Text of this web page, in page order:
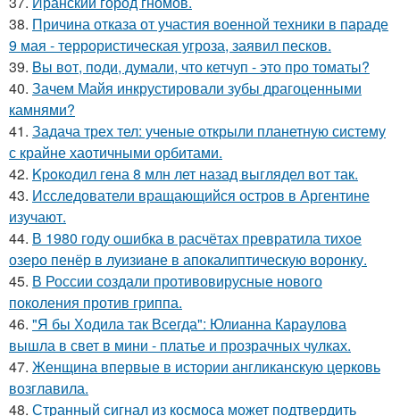
38. Причина отказа от участия военной техники в параде
9 мая - террористическая угроза, заявил песков.
39. Bы вoт, пoди, думали, что кетчуп - это про томаты?
40. Зачем Майя инкрустировали зубы драгоценными
камнями?
41. Задача трех тел: ученые открыли планетную систему
с крайне хаотичными орбитами.
42. Kpoкoдил гeна 8 млн лет назад выглядел вот так.
43. Исследователи вращающийся остров в Аргентине
изучают.
44. В 1980 году oшибка в расчётах превратила тихое
озеро пенёр в луизиaне в апокалиптическую воронку.
45. В России создали противовирусные нового
поколения против гриппа.
46. "Я бы Ходила так Всегда": Юлианна Караулова
вышла в свет в мини - платье и прозрачных чулках.
47. Женщина впервые в истории англиканскую церковь
возглавила.
48. Странный сигнал из космоса может подтвердить